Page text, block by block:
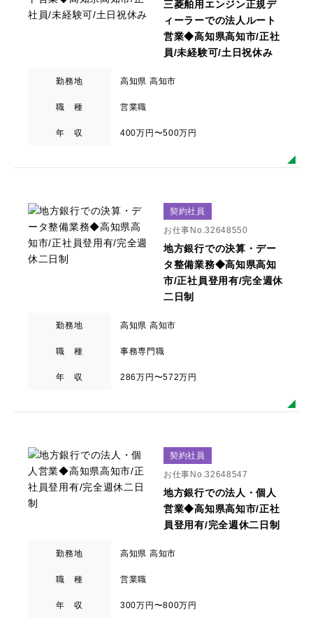
三菱舶用エンジン正規デ
ィーラーでの法人ルート
営業◆高知県高知市/正社
員/未経験可/土日祝休み
勤務地 高知県 高知市
職 種 営業職
年 収 400万円〜500万円
契約社員
お仕事No.32648550
地方銀行での決算・デー
タ整備業務◆高知県高知
市/正社員登用有/完全週休
二日制
勤務地 高知県 高知市
職 種 事務専門職
年 収 286万円〜572万円
契約社員
お仕事No.32648547
地方銀行での法人・個人
営業◆高知県高知市/正社
員登用有/完全週休二日制
勤務地 高知県 高知市
職 種 営業職
年 収 300万円〜800万円